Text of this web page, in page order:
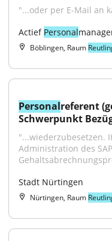
"...oder per E-Mail an
Actief Personal
Böblingen, Raum
Personalreferent
Schwerpunkt
"...wiederzubesetzen.
Administration des
Stadt Nürtingen
Nürtingen, Raum